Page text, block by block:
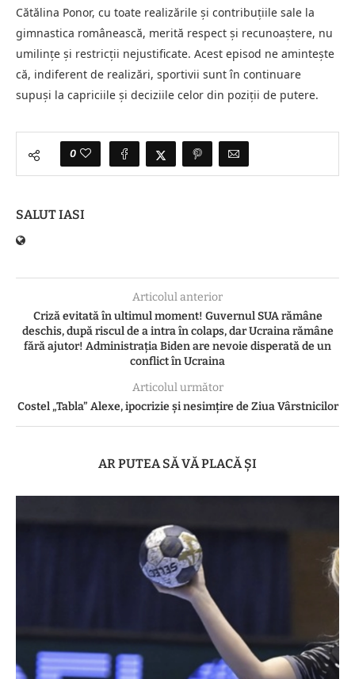
Cătălina Ponor, cu toate realizările și contribuțiile sale la
gimnastica românească, merită respect și recunoaștere, nu
umilințe și restricții nejustificate. Acest episod ne amintește
că, indiferent de realizări, sportivii sunt în continuare
supuși la capriciile și deciziile celor din poziții de putere.
0
SALUT IASI
Articolul anterior
Criză evitată în ultimul moment! Guvernul SUA rămâne
deschis, după riscul de a intra în colaps, dar Ucraina rămâne
fără ajutor! Administrația Biden are nevoie disperată de un
conflict în Ucraina
Articolul următor
Costel „Tabla” Alexe, ipocrizie și nesimțire de Ziua Vârstnicilor
AR PUTEA SĂ VĂ PLACĂ ȘI